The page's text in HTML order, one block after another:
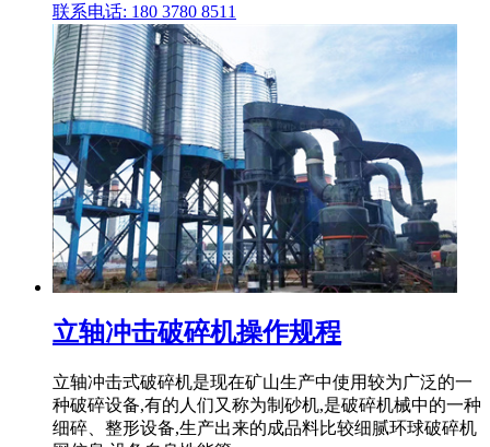
联系电话: 180 3780 8511
立轴冲击破碎机操作规程
立轴冲击式破碎机是现在矿山生产中使用较为广泛的一
种破碎设备,有的人们又称为制砂机,是破碎机械中的一种
细碎、整形设备,生产出来的成品料比较细腻环球破碎机